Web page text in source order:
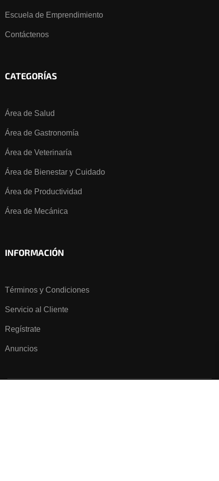
Escuela de Emprendimiento
Contáctenos
CATEGORÍAS
Área de Salud
Área de Gastronomía
Área de Veterinaría
Área de Bienestar y Cuidado
Área de Productividad
Área de Mecánica
INFORMACIÓN
Términos y Condiciones
Servicio al Cliente
Regístrate
Anuncios